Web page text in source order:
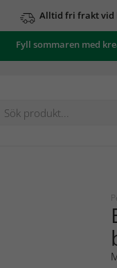
Alltid fri frakt vid
Fyll sommaren med